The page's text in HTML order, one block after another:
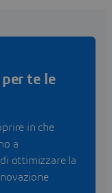
te le
in che
a
ottimizzare la